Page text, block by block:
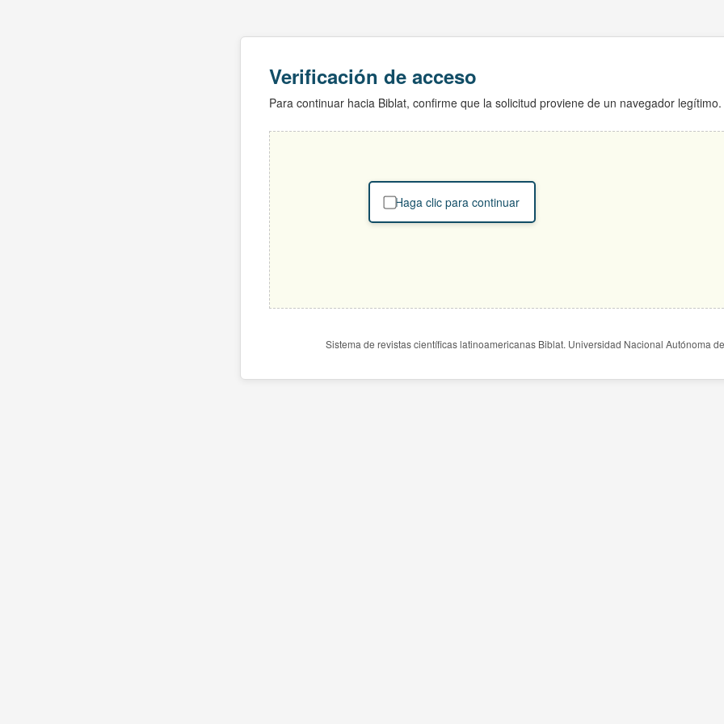
Verificación de acceso
Para continuar hacia Biblat, confirme que la solicitud proviene de un navegador legítimo.
Haga clic para continuar
Sistema de revistas científicas latinoamericanas Biblat. Universidad Nacional Autónoma